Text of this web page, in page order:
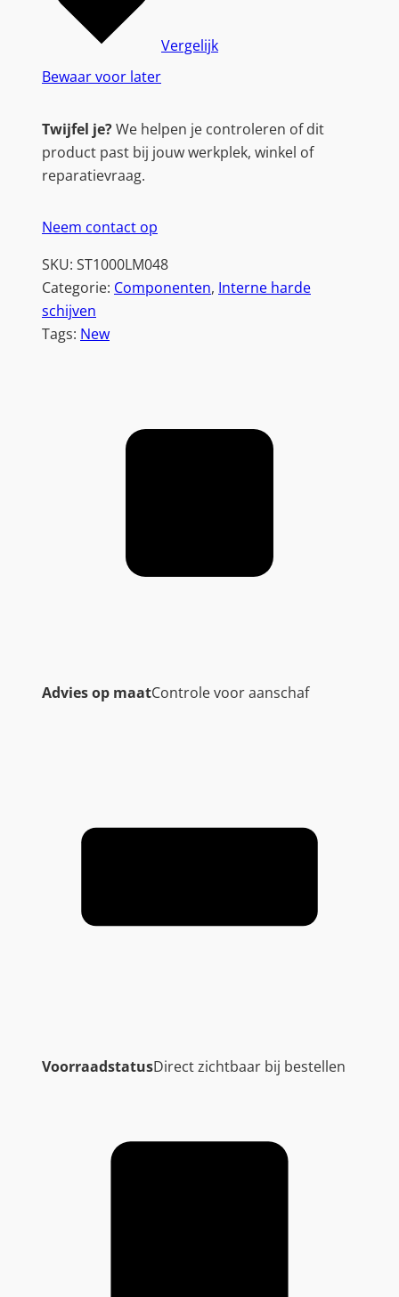
Bewaar voor later
Vergelijk
Twijfel je?We helpen je controleren of dit
product past bij jouw werkplek, winkel of
reparatievraag.
Neem contact op
SKU: ST1000LM048
Categorie: Componenten, Interne harde
schijven
Tags: New
Advies op maatControle voor aanschaf
VoorraadstatusDirect zichtbaar bij bestellen